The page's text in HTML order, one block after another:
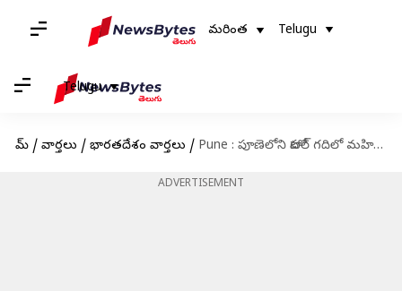
మరింత Telugu
Telugu
హోమ్ / వార్తలు / భారతదేశం వార్తలు / Pune : పూణెలోని హోటల్ గదిలో మహిళా టెక్కీని కాల్చి చంపిన బాయ్‌ఫ్రెండ్
ADVERTISEMENT